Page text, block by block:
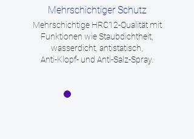
Mehrschichtiger Schutz
Mehrschichtige HRC12-Qualität mit
Funktionen wie Staubdichtheit,
wasserdicht, antistatisch,
Anti-Klopf- und Anti-Salz-Spray.